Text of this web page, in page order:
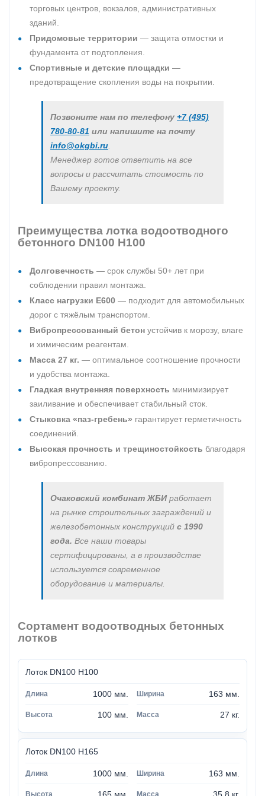
торговых центров, вокзалов, административных
зданий.
Придомовые территории — защита отмостки и
фундамента от подтопления.
Спортивные и детские площадки —
предотвращение скопления воды на покрытии.
Позвоните нам по телефону +7 (495)
780-80-81 или напишите на почту
info@okgbi.ru
Менеджер готов ответить на все
вопросы и рассчитать стоимость по
Вашему проекту.
Преимущества лотка водоотводного
бетонного DN100 H100
Долговечность — срок службы 50+ лет при
соблюдении правил монтажа.
Класс нагрузки E600 — подходит для автомобильных
дорог с тяжёлым транспортом.
Вибропрессованный бетон устойчив к морозу, влаге
и химическим реагентам.
Масса 27 кг. — оптимальное соотношение прочности
и удобства монтажа.
Гладкая внутренняя поверхность минимизирует
заиливание и обеспечивает стабильный сток.
Стыковка «паз-гребень» гарантирует герметичность
соединений.
Высокая прочность и трещиностойкость благодаря
вибропрессованию.
Очаковский комбинат ЖБИработает
на рынке строительных заграждений и
железобетонных конструкций с 1990
года. Все наши товары
сертифицированы, а в производстве
используется современное
оборудование и материалы.
Сортамент водоотводных бетонных
лотков
Лоток DN100 H100
1000 мм. 163 мм.
100 мм. 27 кг.
Лоток DN100 H165
1000 мм. 163 мм.